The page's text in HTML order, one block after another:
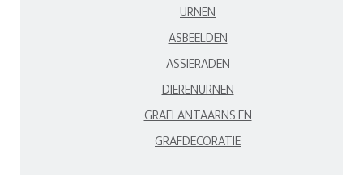
URNEN
ASBEELDEN
ASSIERADEN
DIERENURNEN
GRAFLANTAARNS EN
GRAFDECORATIE